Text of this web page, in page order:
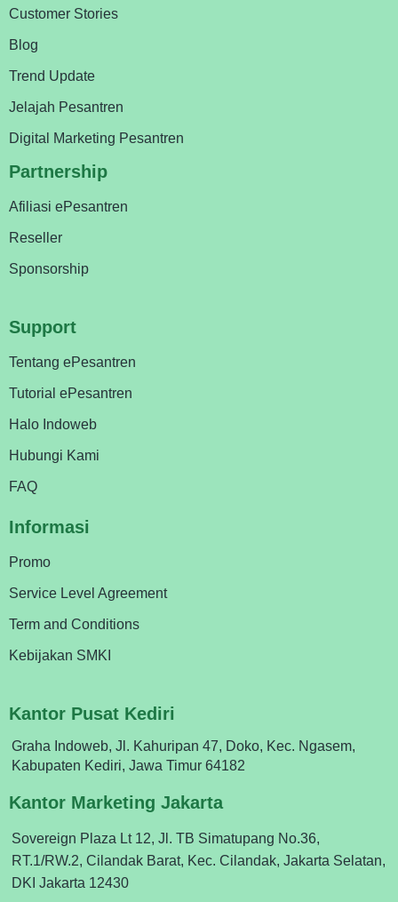
Customer Stories
Blog
Trend Update
Jelajah Pesantren
Digital Marketing Pesantren
Partnership
Afiliasi ePesantren
Reseller
Sponsorship
Support
Tentang ePesantren
Tutorial ePesantren
Halo Indoweb
Hubungi Kami
FAQ
Informasi
Promo
Service Level Agreement
Term and Conditions
Kebijakan SMKI
Kantor Pusat Kediri
Graha Indoweb, Jl. Kahuripan 47, Doko, Kec. Ngasem,
Kabupaten Kediri, Jawa Timur 64182
Kantor Marketing Jakarta
Sovereign Plaza Lt 12, Jl. TB Simatupang No.36,
RT.1/RW.2, Cilandak Barat, Kec. Cilandak, Jakarta Selatan,
DKI Jakarta 12430